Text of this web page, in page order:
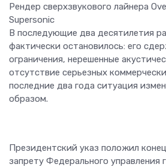
Рендер сверхзвукового лайнера
Supersonic
В последующие два десятилетия
фактически остановилось: его
ограничения, нерешенные
отсутствие серьезных
последние два года ситуация
образом.
Президентский указ положил
запрету Федерального управления